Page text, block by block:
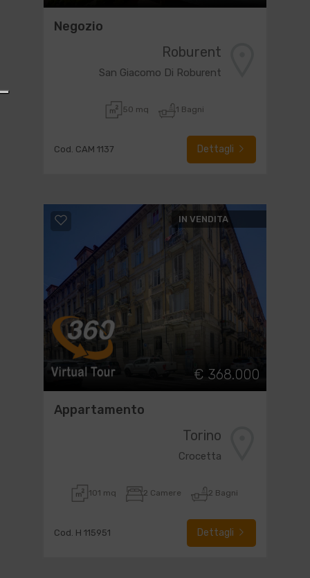
Negozio
Roburent
San Giacomo Di Roburent
50 mq 1 Bagni
Cod. CAM 1137 Dettagli
IN VENDITA
€ 368.000
Appartamento
Torino
Crocetta
101 mq 2 Camere 2 Bagni
Cod. H 115951 Dettagli